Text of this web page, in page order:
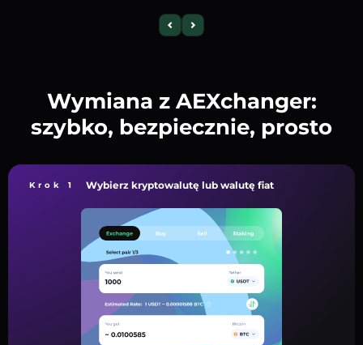
Wymiana z AEXchanger:
szybko, bezpiecznie, prosto
Krok 1 Wybierz kryptowalutę lub walutę fiat